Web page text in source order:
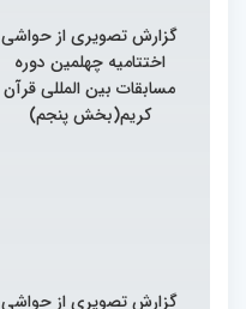
گزارش تصویری از حواشی
اختتامیه چهلمین دوره
مسابقات بین المللی قرآن
کریم(بخش پنجم)
گزارش تصویری از حواشی